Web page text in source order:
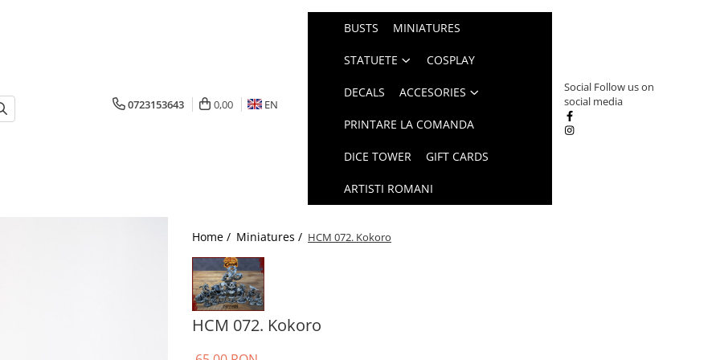
0723153643 0,00 EN
BUSTS MINIATURES
STATUETE COSPLAY
DECALS ACCESORIES
PRINTARE LA COMANDA
DICE TOWER GIFT CARDS
ARTISTI ROMANI
Social Follow us on
social media
Home / Miniatures / HCM 072. Kokoro
HCM 072. Kokoro